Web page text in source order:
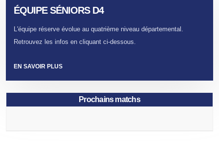
ÉQUIPE SÉNIORS D4
L'équipe réserve évolue au quatrième niveau départemental.
Retrouvez les infos en cliquant ci-dessous.
EN SAVOIR PLUS
Prochains matchs